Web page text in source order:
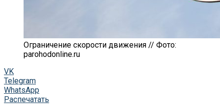
Ограничение скорости движения // Фото:
parohodonline.ru
VK
Telegram
WhatsApp
Распечатать